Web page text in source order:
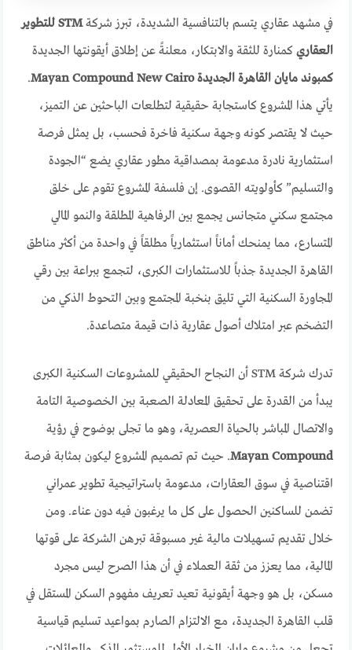
في مشهد عقاري يتسم بالتنافسية الشديدة، تبرز شركة
STM للتطوير
العقاري كمنارة للثقة والابتكار، معلنةً عن إطلاق أيقونتها الجديدة
كمبوند مايان القاهرة الجديدة Mayan Compound New Cairo
.
يأتي هذا المشروع كاستجابة حقيقية لتطلعات الباحثين عن التميز،
حيث لا يقتصر كونه وجهة سكنية فاخرة فحسب، بل يمثل فرصة
استثمارية نادرة مدعومة بمصداقية مطور عقاري يضع “الجودة
والتسليم” كأولويته القصوى. إن فلسفة المشروع تقوم على خلق
مجتمع سكني متجانس يجمع بين الرفاهية المطلقة والنمو المالي
المتسارع، مما يمنحك أماناً استثمارياً مطلقاً في واحدة من أكثر مناطق
القاهرة الجديدة جذباً للاستثمارات الكبرى، لتجمع ببراعة بين رقي
المجاورة السكنية التي تليق بنخبة المجتمع وبين التحوط الذكي من
التضخم عبر امتلاك أصول عقارية ذات قيمة متصاعدة.
تدرك شركة STM أن النجاح الحقيقي للمشروعات السكنية الكبرى
يبدأ من القدرة على تحقيق المعادلة الصعبة بين الخصوصية التامة
والاتصال المباشر بالحياة العصرية، وهو ما تجلى بوضوح في رؤية
Mayan Compound. حيث تم تصميم المشروع ليكون بمثابة فرصة
اقتناصية في سوق العقارات، مدعومة باستراتيجية تطوير عمراني
تضمن للساكنين الحصول على كل ما يرغبون فيه دون عناء. ومن
خلال تقديم تسهيلات مالية غير مسبوقة تبرهن الشركة على قوتها
المالية، مما يعزز من ثقة العملاء في أن هذا الصرح ليس مجرد
مسكن، بل هو وجهة أيقونية تعيد تعريف مفهوم السكن المستقل في
قلب القاهرة الجديدة، مع الالتزام الصارم بمواعيد تسليم قياسية